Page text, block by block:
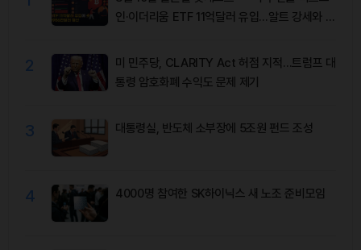
인·이더리움 ETF 11억달러 유입…알트 강세와 숏
2
미 민주당, CLARITY Act 허점 지적…트럼프 대
통령 암호화폐 수익도 문제 제기
3 대통령실, 반도체 소부장에 5조원 펀드 조성
4 4000명 참여한 SK하이닉스 새 노조 준비모임